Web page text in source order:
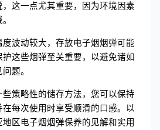
这一点尤其重要，因为环境因素
波动较大，存放电子烟烟弹可能
这些烟弹至关重要，以避免诸如
题。
策略性的储存方法，您可以保持
每次使用时享受顺滑的口感。以
区电子烟烟弹保养的见解和实用